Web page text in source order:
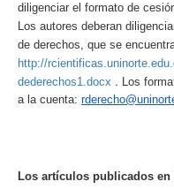
diligenciar el formato de
Los autores deberan
de derechos, que se
http://
dederechos1.docx . Los
a la cuenta:
Los artículos publicados en